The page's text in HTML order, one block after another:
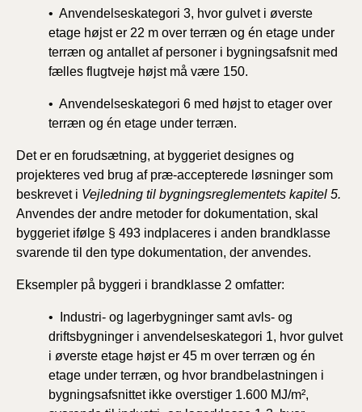
• Anvendelseskategori 3, hvor gulvet i øverste
etage højst er 22 m over terræn og én etage under
terræn og antallet af personer i bygningsafsnit med
fælles flugtveje højst må være 150.
• Anvendelseskategori 6 med højst to etager over
terræn og én etage under terræn.
Det er en forudsætning, at byggeriet designes og
projekteres ved brug af præ-accepterede løsninger som
beskrevet i Vejledning til bygningsreglementets kapitel 5.
Anvendes der andre metoder for dokumentation, skal
byggeriet ifølge § 493 indplaceres i anden brandklasse
svarende til den type dokumentation, der anvendes.
Eksempler på byggeri i brandklasse 2 omfatter:
• Industri- og lagerbygninger samt avls- og
driftsbygninger i anvendelseskategori 1, hvor gulvet
i øverste etage højst er 45 m over terræn og én
etage under terræn, og hvor brandbelastningen i
bygningsafsnittet ikke overstiger 1.600 MJ/m²,